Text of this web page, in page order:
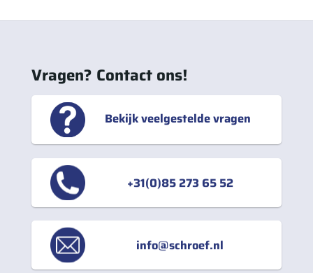
Vragen? Contact ons!
Bekijk veelgestelde vragen
+31(0)85 273 65 52
info@schroef.nl